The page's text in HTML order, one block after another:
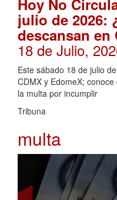
julio de 2026:
descansan en
18 de Julio,
Este sábado 18 de julio
CDMX y EdomeX;
la multa por incumplir
Tribuna
multa